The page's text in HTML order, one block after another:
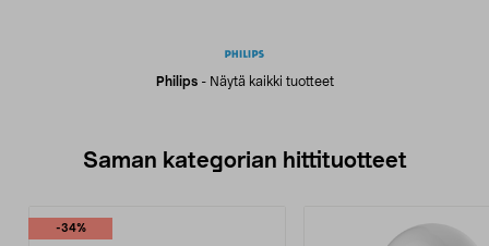
Philips- Näytä kaikki tuotteet
Saman kategorian hittituotteet
-34%